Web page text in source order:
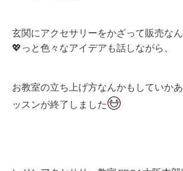
玄関にアクセサリーをかざって販売な
💖っと色々なアイデアも話しながら、
お教室の立ち上げ方なんかもしていか
ッスンが終了しました